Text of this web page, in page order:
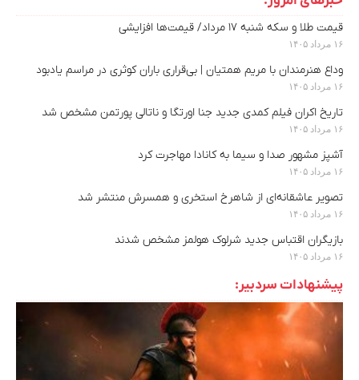
قیمت طلا و سکه شنبه ۱۷ مرداد/ قیمت‌ها افزایشی
۱۶ مرداد ۱۴۰۵
وداع هنرمندان با مریم همتیان | بی‌قراری باران کوثری در مراسم یادبود
۱۶ مرداد ۱۴۰۵
تاریخ اکران فیلم کمدی جدید جنا اورتگا و ناتالی پورتمن مشخص شد
۱۶ مرداد ۱۴۰۵
آشپز مشهور صدا و سیما به کانادا مهاجرت کرد
۱۶ مرداد ۱۴۰۵
تصویر عاشقانه‌ای از شاهرخ استخری و همسرش منتشر شد
۱۶ مرداد ۱۴۰۵
بازیگران اقتباس جدید شرلوک هولمز مشخص شدند
۱۶ مرداد ۱۴۰۵
پیشنهادات سردبیر: